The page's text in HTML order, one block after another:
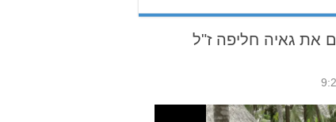
את גאיה חליפה ז"ל